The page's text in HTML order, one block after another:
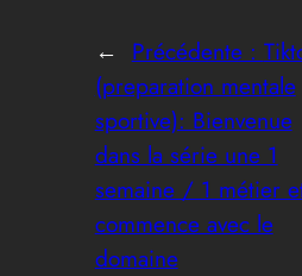
← Précédente :
(preparation mentale
sportive): Bienvenue
dans la série une 1
semaine / 1 métier
commence avec le
domaine